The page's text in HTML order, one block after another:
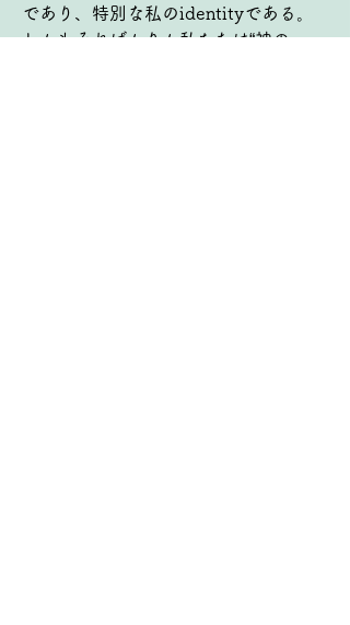
であり、特別な私のidentityである。
しかもそればかりか私たちは“神の